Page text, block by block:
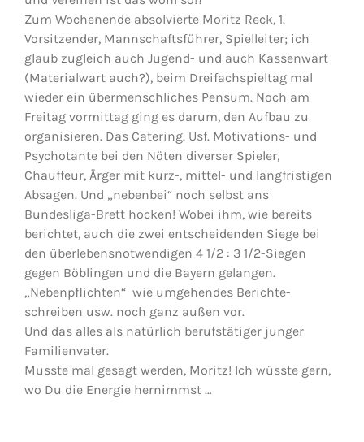
Jugendschach
Kontakt
Zum Wochenende absolvierte Moritz Reck, 1.
Vorsitzender, Mannschaftsführer, Spielleiter; ich
glaub zugleich auch Jugend- und auch Kassenwart
(Materialwart auch?), beim Dreifachspieltag mal
wieder ein übermenschliches Pensum. Noch am
Freitag vormittag ging es darum, den Aufbau zu
organisieren. Das Catering. Usf. Motivations- und
Psychotante bei den Nöten diverser Spieler,
Chauffeur, Ärger mit kurz-, mittel- und langfristigen
Absagen. Und „nebenbei“ noch selbst ans
Bundesliga-Brett hocken! Wobei ihm, wie bereits
berichtet, auch die zwei entscheidenden Siege bei
den überlebensnotwendigen 4 1/2 : 3 1/2-Siegen
gegen Böblingen und die Bayern gelangen.
„Nebenpflichten“ wie umgehendes Berichte-
schreiben usw. noch ganz außen vor.
Und das alles als natürlich berufstätiger junger
Familienvater.
Musste mal gesagt werden, Moritz! Ich wüsste gern,
wo Du die Energie hernimmst …